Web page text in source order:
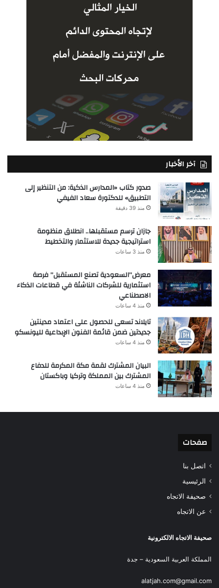
آخر الأخبار
صدور كتاب «المدارس الذكية: من التنظير إلى
التطبيق» للدكتورة سعاد الفيفي
منذ 39 دقيقة
جازان ترسم مستقبلها.. انطلاق منظومة
استراتيجية جديدة للاستثمار والتخطيط
منذ 3 ساعات
معرض”السعودية تصنع المستقبل” فرصة
استثمارية للشركات الناشئة في قطاعات الذكاء
الاصطناعي
منذ 4 ساعات
تايلاند تسعى للحصول على اعتماد مدينتين
جديدتين ضمن قائمة الفنون الإبداعية لليونسكو
منذ 4 ساعات
البيان المشترك لقمة مكة المكرمة للدفاع
المشترك بين المملكة وتركيا وباكستان
منذ 4 ساعات
صفحات
اتصل بنا
الرئيسية
صحيفة الاتجاه
عن الاتجاه
صحيفة الاتجاه الالكترونية
المملكة العربية السعودية – جدة
alatjah.com@gmail.com